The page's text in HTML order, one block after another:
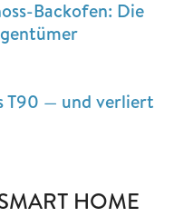
Backofen: Die
T90 — und verliert
HOME